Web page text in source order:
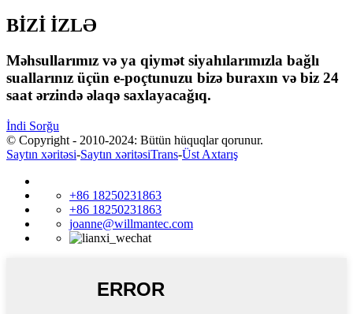
BİZİ İZLƏ
Məhsullarımız və ya qiymət siyahılarımızla bağlı
suallarınız üçün e-poçtunuzu bizə buraxın və biz 24
saat ərzində əlaqə saxlayacağıq.
İndi Sorğu
© Copyright - 2010-2024: Bütün hüquqlar qorunur.
Saytın xəritəsi-Saytın xəritəsiTrans-Üst Axtarış
+86 18250231863
+86 18250231863
joanne@willmantec.com